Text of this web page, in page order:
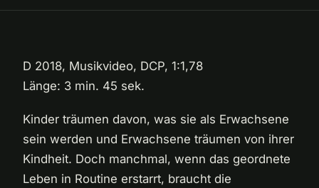
D 2018, Musikvideo, DCP, 1:1,78
Länge: 3 min. 45 sek.
Kinder träumen davon, was sie als Erwachsene
sein werden und Erwachsene träumen von ihrer
Kindheit. Doch manchmal, wenn das geordnete
Leben in Routine erstarrt, braucht die